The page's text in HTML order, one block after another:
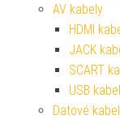
AV kabely
HDMI
JACK
SCART
USB
Datové